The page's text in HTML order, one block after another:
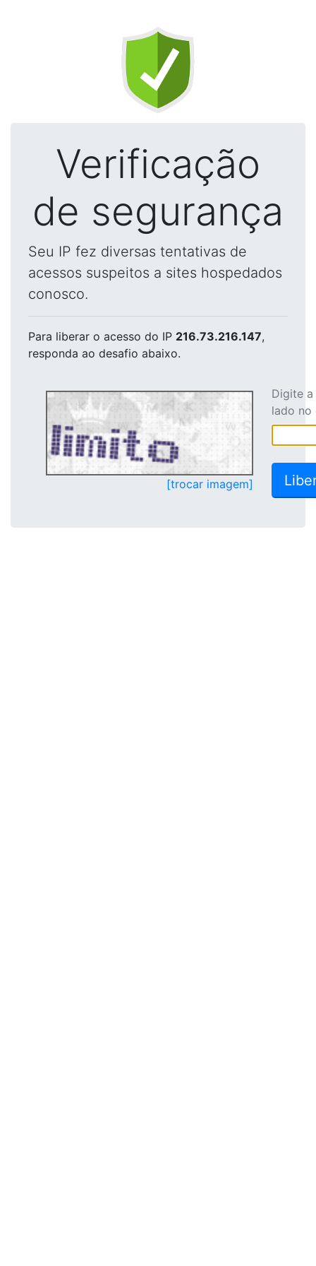
Verificação
de segurança
Seu IP fez diversas tentativas de
acessos suspeitos a sites hospedados
conosco.
Para liberar o acesso do IP 216.73.216.147,
responda ao desafio abaixo.
[trocar imagem]
Digite
lado no